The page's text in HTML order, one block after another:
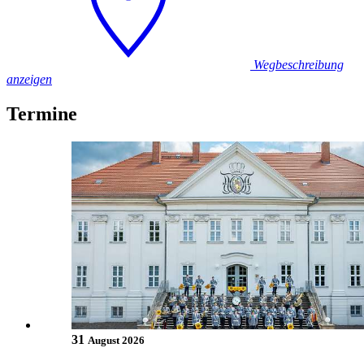
Wegbeschreibung
anzeigen
Termine
31 August 2026